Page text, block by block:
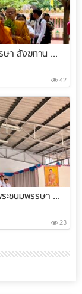
ษา สังฆทาน ...
42
ะชนมพรรษา ...
23